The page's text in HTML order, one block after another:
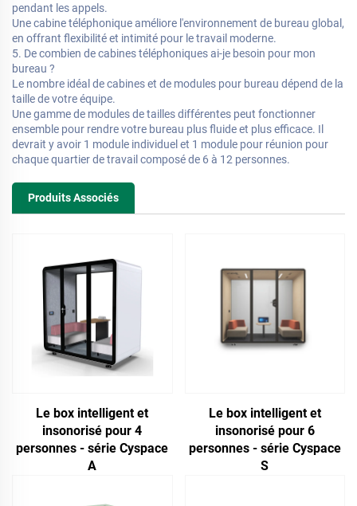
pendant les appels.
Une cabine téléphonique améliore l'environnement de bureau global,
en offrant flexibilité et intimité pour le travail moderne.
5. De combien de cabines téléphoniques ai-je besoin pour mon
bureau ?
Le nombre idéal de cabines et de modules pour bureau dépend de la
taille de votre équipe.
Une gamme de modules de tailles différentes peut fonctionner
ensemble pour rendre votre bureau plus fluide et plus efficace. Il
devrait y avoir 1 module individuel et 1 module pour réunion pour
chaque quartier de travail composé de 6 à 12 personnes.
Produits Associés
Le box intelligent et
insonorisé pour 4
personnes - série Cyspace
A
Le box intelligent et
insonorisé pour 6
personnes - série Cyspace
S